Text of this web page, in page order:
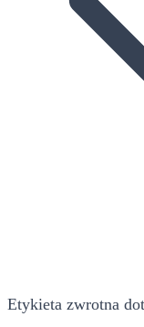
Etykieta zwrotna